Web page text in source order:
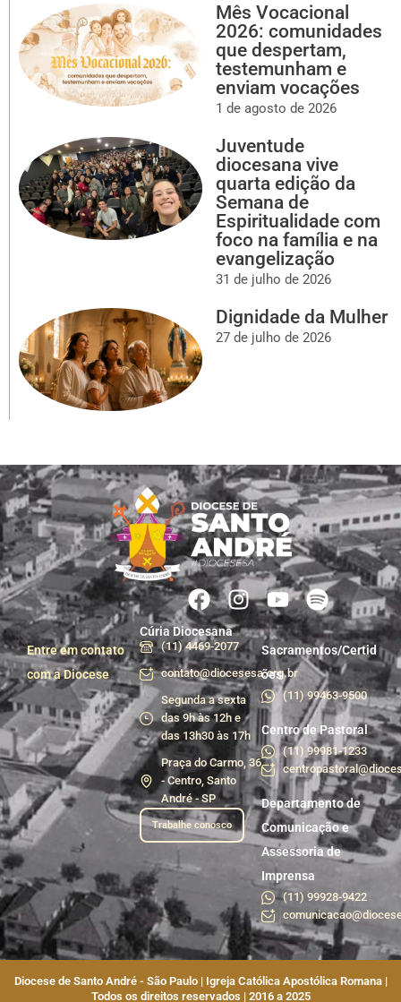
Mês Vocacional
2026: comunidades
que despertam,
testemunham e
enviam vocações
1 de agosto de 2026
Juventude
diocesana vive
quarta edição da
Semana de
Espiritualidade com
foco na família e na
evangelização
31 de julho de 2026
Dignidade da Mulher
27 de julho de 2026
Entre em contato
com a Diocese
Cúria Diocesana
(11) 4469-2077
contato@diocesesa.org.br
Segunda a sexta
das 9h às 12h e
das 13h30 às 17h
Praça do Carmo, 36
- Centro, Santo
André - SP
Trabalhe conosco
Sacramentos/Certid
ões
(11) 99463-9500
Centro de Pastoral
(11) 99981-1233
Departamento de
Comunicação e
Assessoria de
Imprensa
(11) 99928-9422
Diocese de Santo André - São Paulo | Igreja Católica Apostólica Romana |
Todos os direitos reservados | 2016 a 2025